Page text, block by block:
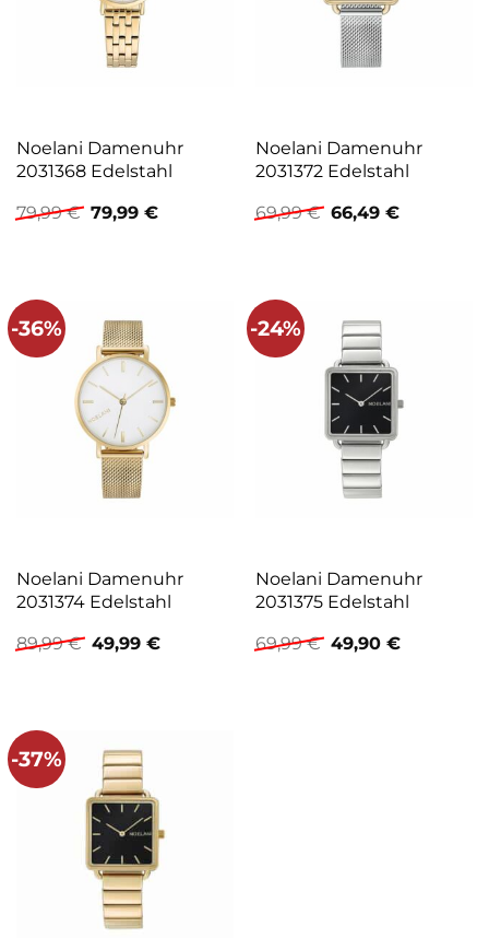
Noelani Damenuhr
2031368 Edelstahl
79,99€ Ursprünglicher
Preis
79,99 €Aktueller
Noelani Damenuhr
2031372 Edelstahl
69,99€ Ursprünglicher
Preis
66,49 €Aktueller
-36%
Noelani Damenuhr
2031374 Edelstahl
89,99€ Ursprünglicher
Preis
49,99 €Aktueller
-24%
Noelani Damenuhr
2031375 Edelstahl
69,99€ Ursprünglicher
Preis
49,90 €Aktueller
-37%